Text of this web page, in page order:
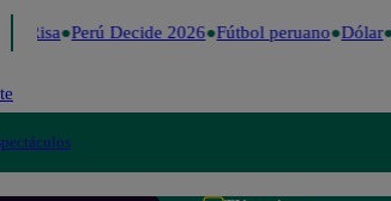
Risa Perú Decide 2026 Fútbol peruano Dólar